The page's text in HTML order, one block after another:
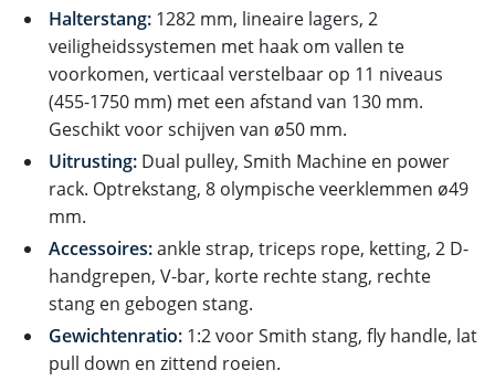
Halterstang: 1282 mm, lineaire lagers, 2
veiligheidssystemen met haak om vallen te
voorkomen, verticaal verstelbaar op 11 niveaus
(455-1750 mm) met een afstand van 130 mm.
Geschikt voor schijven van ø50 mm.
Uitrusting: Dual pulley, Smith Machine en power
rack. Optrekstang, 8 olympische veerklemmen ø49
mm.
Accessoires:ankle strap, triceps rope, ketting, 2 D-
handgrepen, V-bar, korte rechte stang, rechte
stang en gebogen stang.
Gewichtenratio: 1:2 voor Smith stang, fly handle, lat
pull down en zittend roeien.